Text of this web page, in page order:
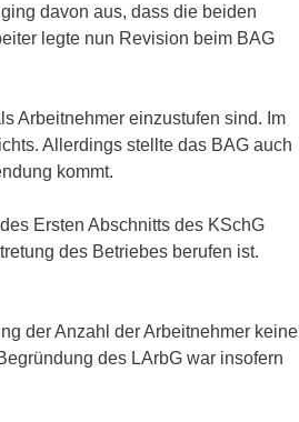
davon aus, dass die beiden
legte nun Revision beim BAG
Arbeitnehmer einzustufen sind. Im
Allerdings stellte das BAG auch
kommt.
Ersten Abschnitts des KSchG
des Betriebes berufen ist.
der Anzahl der Arbeitnehmer keine
des LArbG war insofern